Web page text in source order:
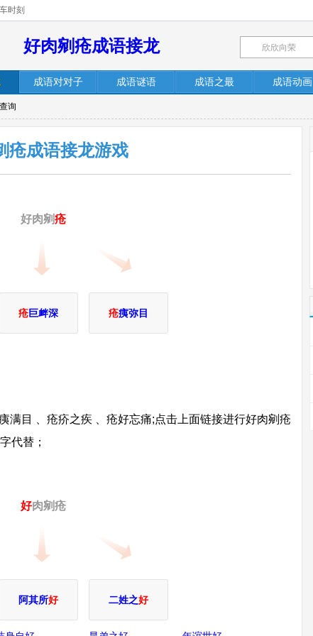
时刻
好肉剜疮成语接龙
成语对对子 成语谜语 成语之最 成语动画
询
疮成语接龙游戏
好肉剜疮
疮巨衅深 疮痍弥目
满目 、疮疥之疾 、疮好忘痛;点击上面链接进行好肉剜疮
代替；
好肉剜疮
阿其所好 二姓之好